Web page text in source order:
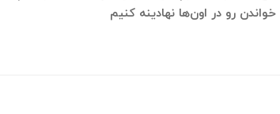
رو در اون‌ها نهادینه کنیم